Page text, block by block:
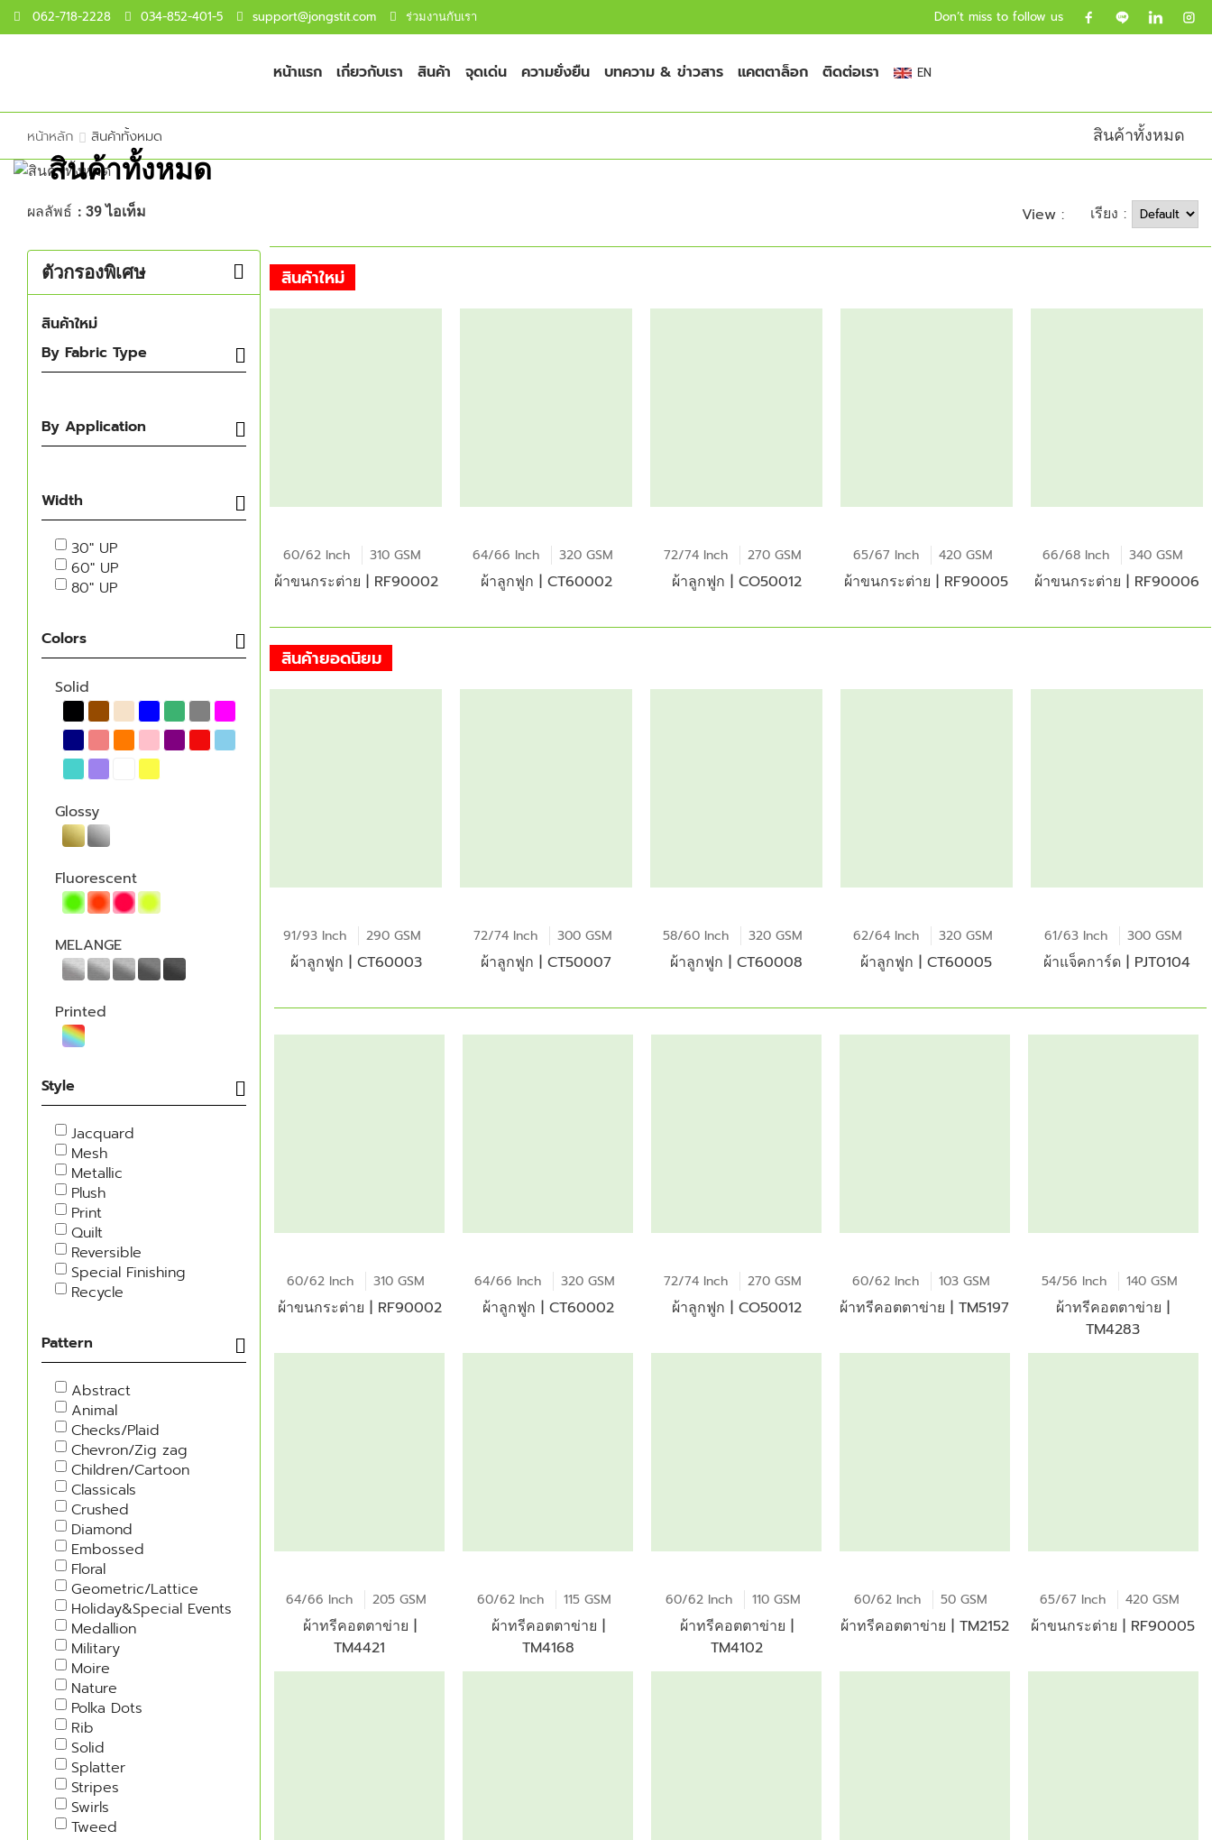
062-718-2228 034-852-401-5 support@jongstit.com ร่วมงานกับเรา Don’t miss to follow us
หน้าแรก เกี่ยวกับเรา สินค้า จุดเด่น ความยั่งยืน บทความ & ข่าวสาร แคตตาล็อก ติดต่อเรา EN
หน้าหลัก สินค้าทั้งหมด สินค้าทั้งหมด
สินค้าทั้งหมด
ผลลัพธ์ : 39 ไอเท็ม
ตัวกรองพิเศษ
สินค้าใหม่
By Fabric Type
By Application
Width
30" UP
60" UP
80" UP
Colors
Solid
Glossy
Fluorescent
MELANGE
Printed
Style
Jacquard
Mesh
Metallic
Plush
Print
Quilt
Reversible
Special Finishing
Recycle
Pattern
Abstract
Animal
Checks/Plaid
Chevron/Zig zag
Children/Cartoon
Classicals
Crushed
Diamond
Embossed
Floral
Geometric/Lattice
Holiday&Special Events
Medallion
Military
Moire
Nature
Polka Dots
Rib
Solid
Splatter
Stripes
Swirls
Tweed
View : เรียง :
สินค้าใหม่
60/62 Inch 310 GSM
ผ้าขนกระต่าย | RF90002
64/66 Inch 320 GSM
ผ้าลูกฟูก | CT60002
72/74 Inch 270 GSM
ผ้าลูกฟูก | CO50012
65/67 Inch 420 GSM
ผ้าขนกระต่าย | RF90005
66/68 Inch 340 GSM
ผ้าขนกระต่าย | RF90006
สินค้ายอดนิยม
91/93 Inch 290 GSM
ผ้าลูกฟูก | CT60003
72/74 Inch 300 GSM
ผ้าลูกฟูก | CT50007
58/60 Inch 320 GSM
ผ้าลูกฟูก | CT60008
62/64 Inch 320 GSM
ผ้าลูกฟูก | CT60005
61/63 Inch 300 GSM
ผ้าแจ็คการ์ด | PJT0104
60/62 Inch 310 GSM
ผ้าขนกระต่าย | RF90002
64/66 Inch 320 GSM
ผ้าลูกฟูก | CT60002
72/74 Inch 270 GSM
ผ้าลูกฟูก | CO50012
60/62 Inch 103 GSM
ผ้าทรีคอตตาข่าย | TM5197
54/56 Inch 140 GSM
ผ้าทรีคอตตาข่าย |
TM4283
64/66 Inch 205 GSM
ผ้าทรีคอตตาข่าย |
TM4421
60/62 Inch 115 GSM
ผ้าทรีคอตตาข่าย |
TM4168
60/62 Inch 110 GSM
ผ้าทรีคอตตาข่าย |
TM4102
60/62 Inch 50 GSM
ผ้าทรีคอตตาข่าย | TM2152
65/67 Inch 420 GSM
ผ้าขนกระต่าย | RF90005